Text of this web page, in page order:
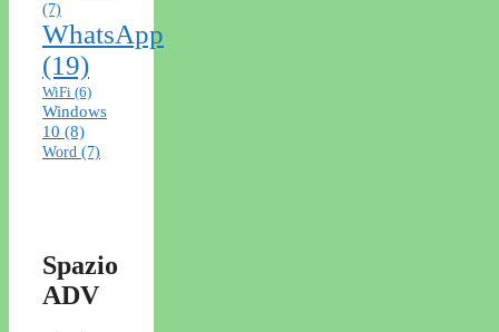
(7)
WhatsApp
(19)
WiFi (6)
Windows
10 (8)
Word (7)
Spazio
ADV